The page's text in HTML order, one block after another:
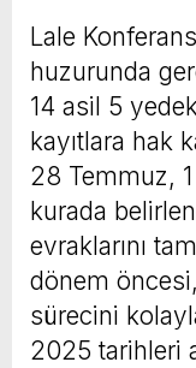
Lale
huzurunda
14 asil 5
kayıtlara hak
28 Temmuz,
kurada
evraklarını
dönem
sürecini
2025 tarihleri